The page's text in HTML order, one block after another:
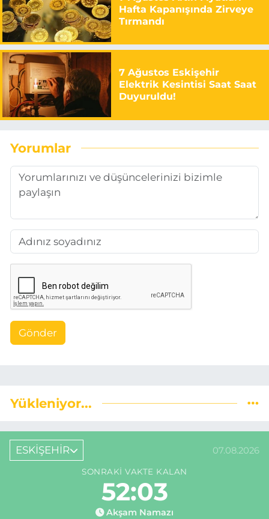
Hafta Kapanışında Zirveye
Tırmandı
7 Ağustos Eskişehir
Elektrik Kesintisi Saat Saat
Duyuruldu!
Yorumlar
Gönder
Yükleniyor...
ESKİŞEHİR 07.08.2026
SONRAKI VAKTE KALAN
52:03
Akşam Namazı